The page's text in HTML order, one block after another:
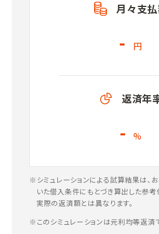
月々支
- 円
返済年
- %
※シミュレーションによる試算結果は、
いた借入条件にもとづき算出した参考
実際の返済額とは異なります。
※このシミュレーションは元利均等返済